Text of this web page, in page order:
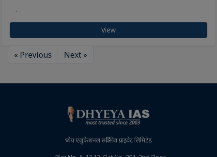
.
View
« Previous Next »
ध्येय एजुकेशनल सर्विसेज प्राइवेट लिमिटेड